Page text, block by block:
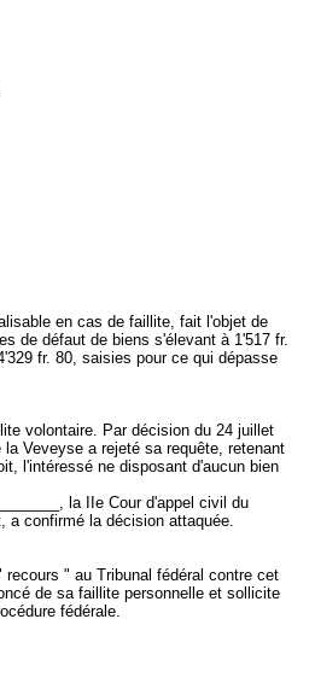
en cas de faillite, fait l'objet de
de défaut de biens s'élevant à 1'517 fr.
fr. 80, saisies pour ce qui dépasse
volontaire. Par décision du 24 juillet
Veveyse a rejeté sa requête, retenant
l'intéressé ne disposant d'aucun bien
la IIe Cour d'appel civil du
a confirmé la décision attaquée.
" au Tribunal fédéral contre cet
de sa faillite personnelle et sollicite
fédérale.